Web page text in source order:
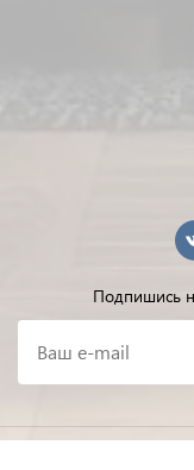
Подпишись
Ваш e-mail